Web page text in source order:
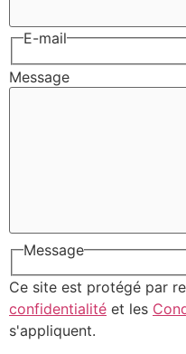
E-mail
Message
Message
Ce site est protégé par
confidentialité et les
s'appliquent.